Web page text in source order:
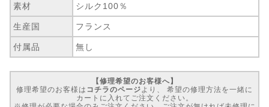
素材 シルク100％
生産国 フランス
付属品 無し
【修理希望のお客様へ】
修理希望のお客様は コチラのページ より、 希望の修理方法を一緒に
カートに入れてご注文ください。